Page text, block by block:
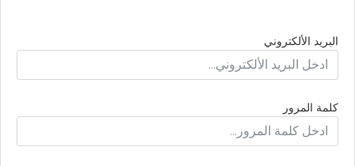
البريد الألكتروني
كلمة المرور